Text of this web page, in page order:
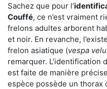
Sachez que pour l’
Couffé, ce n’est vraiment
frelons adultes arborent
et noir. En revanche,
frelon asiatique (vespa
remarquer. L’identification
est faite de manière
espèce possède un thorax